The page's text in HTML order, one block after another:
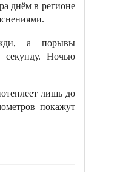
днём в регионе
а порывы
секунду. Ночью
лишь до
покажут